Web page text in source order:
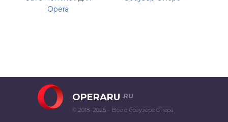
Opera
OPERARU .RU
© 2018–2025 – Все о браузере Опера